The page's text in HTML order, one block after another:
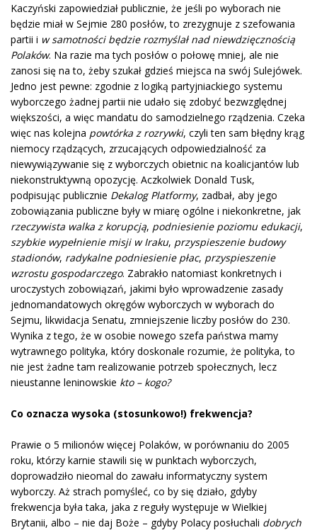
Kaczyński zapowiedział publicznie, że jeśli po wyborach nie
będzie miał w Sejmie 280 posłów, to zrezygnuje z szefowania
partii i w samotności będzie rozmyślał nad niewdzięcznością
Polaków. Na razie ma tych posłów o połowę mniej, ale nie
zanosi się na to, żeby szukał gdzieś miejsca na swój Sulejówek.
Jedno jest pewne: zgodnie z logiką partyjniackiego systemu
wyborczego żadnej partii nie udało się zdobyć bezwzględnej
większości, a więc mandatu do samodzielnego rządzenia. Czeka
więc nas kolejna powtórka z rozrywki, czyli ten sam błędny krąg
niemocy rządzących, zrzucających odpowiedzialność za
niewywiązywanie się z wyborczych obietnic na koalicjantów lub
niekonstruktywną opozycję. Aczkolwiek Donald Tusk,
podpisując publicznie Dekalog Platformy, zadbał, aby jego
zobowiązania publiczne były w miarę ogólne i niekonkretne, jak
rzeczywista walka z korupcją, podniesienie poziomu edukacji,
szybkie wypełnienie misji w Iraku, przyspieszenie budowy
stadionów, radykalne podniesienie płac, przyspieszenie
wzrostu gospodarczego. Zabrakło natomiast konkretnych i
uroczystych zobowiązań, jakimi było wprowadzenie zasady
jednomandatowych okręgów wyborczych w wyborach do
Sejmu, likwidacja Senatu, zmniejszenie liczby posłów do 230.
Wynika z tego, że w osobie nowego szefa państwa mamy
wytrawnego polityka, który doskonale rozumie, że polityka, to
nie jest żadne tam realizowanie potrzeb społecznych, lecz
nieustanne leninowskie kto – kogo?
Co oznacza wysoka (stosunkowo!) frekwencja?
Prawie o 5 milionów więcej Polaków, w porównaniu do 2005
roku, którzy karnie stawili się w punktach wyborczych,
doprowadziło nieomal do zawału informatyczny system
wyborczy. Aż strach pomyśleć, co by się działo, gdyby
frekwencja była taka, jaka z reguły występuje w Wielkiej
Brytanii, albo – nie daj Boże – gdyby Polacy posłuchali dobrych